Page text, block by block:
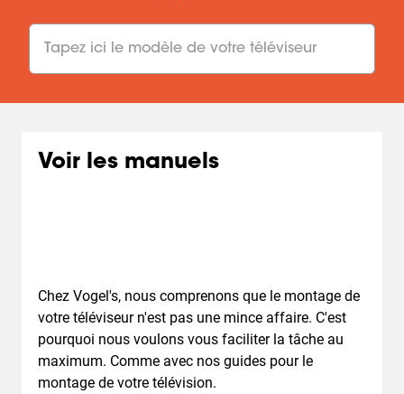
undefined undefined
Taille du téléviseur: inch
Poids: kg
Voir les manuels
Chez Vogel's, nous comprenons que le montage de
votre téléviseur n'est pas une mince affaire. C'est
pourquoi nous voulons vous faciliter la tâche au
maximum. Comme avec nos guides pour le
montage de votre télévision.